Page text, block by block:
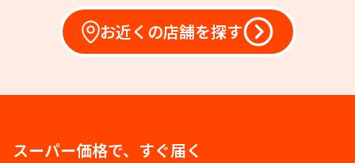
お近くの店舗を探す
スーパー価格で、すぐ届く